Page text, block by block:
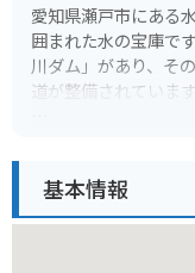
愛知県瀬戸市にある
囲まれた水の宝庫で
川ダム」があり、そ
道が整備されています
く、ハイキングやサ
には、陶磁器で有名
基本情報